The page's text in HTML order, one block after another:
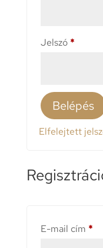
Jelszó *
Belépés
Elfelejtett
E-mail cím *